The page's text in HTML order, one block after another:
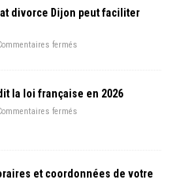
divorce Dijon peut faciliter
fermés
la loi française en 2026
fermés
et coordonnées de votre